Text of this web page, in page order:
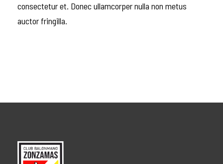
consectetur et. Donec ullamcorper nulla non metus
auctor fringilla.